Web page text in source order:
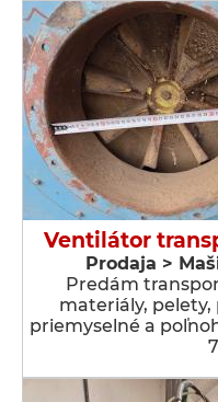
Ventilátor
Prodaja >
Predám
materiály, pelety,
priemyselné a